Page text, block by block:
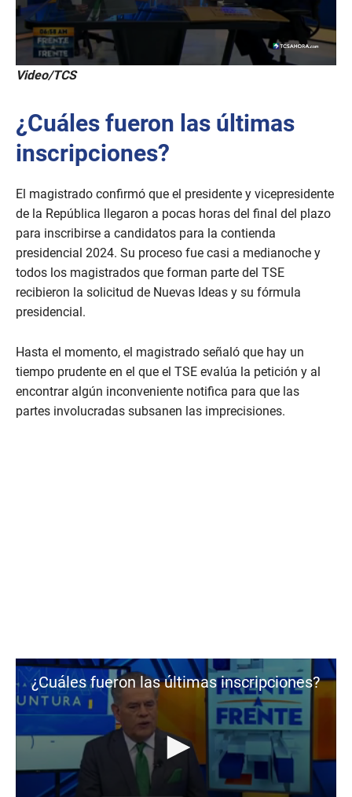
0
s
o
n
d
s
3
m
i
n
t
e
,
1
1
e
c
o
d
s
Video/TCS
¿Cuáles fueron las últimas
inscripciones?
El magistrado confirmó que el presidente y vicepresidente
de la República llegaron a pocas horas del final del plazo
para inscribirse a candidatos para la contienda
presidencial 2024. Su proceso fue casi a medianoche y
todos los magistrados que forman parte del TSE
recibieron la solicitud de Nuevas Ideas y su fórmula
presidencial.
Hasta el momento, el magistrado señaló que hay un
tiempo prudente en el que el TSE evalúa la petición y al
encontrar algún inconveniente notifica para que las
partes involucradas subsanen las imprecisiones.
¿Cuáles fueron las últimas inscripciones?